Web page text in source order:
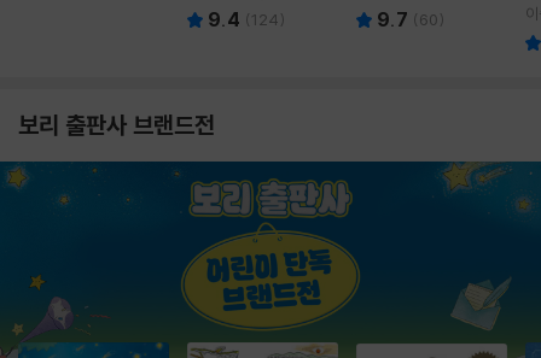
역 9.4 (124) 9.7 (60)
보리 출판사 브랜드전